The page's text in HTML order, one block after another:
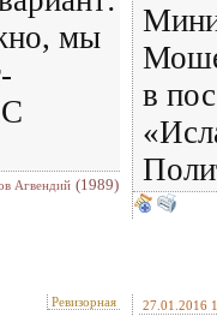
мы
Агвендий (1989)
в
Ревизорная 27.01.2016